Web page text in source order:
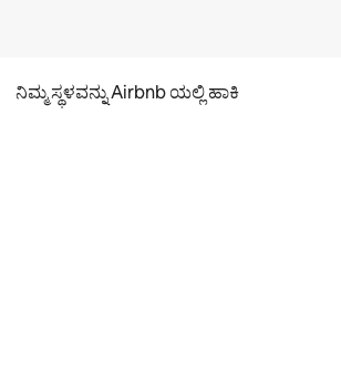
ನಿಮ್ಮ ಸ್ಥಳವನ್ನು Airbnb ಯಲ್ಲಿ ಹಾಕಿ